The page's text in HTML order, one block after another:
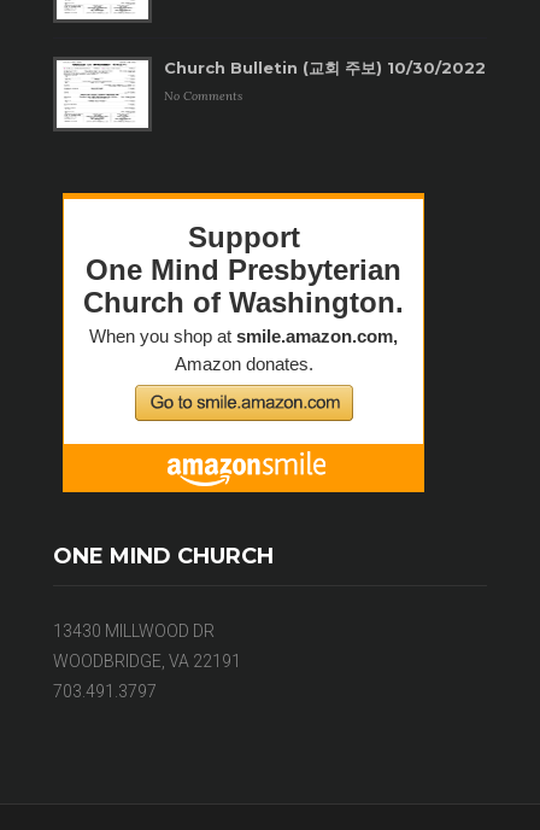
Church Bulletin (교회 주보) 10/30/2022
No Comments
ONE MIND CHURCH
13430 MILLWOOD DR
WOODBRIDGE, VA 22191
703.491.3797